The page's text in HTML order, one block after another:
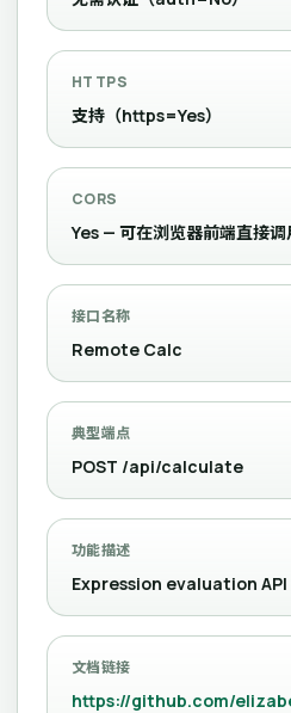
HTTPS
支持（https=Yes）
CORS
Yes — 可在浏览器前端直接调
接口名称
Remote Calc
典型端点
POST /api/calculate
功能描述
Expression evaluation API
文档链接
https://github.com/